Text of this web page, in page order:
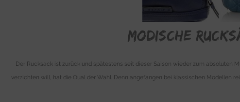
Modische
Der Rucksack ist zurück und spätestens seit dieser Saison wieder zum absoluten
verzichten will, hat die Qual der Wahl. Denn angefangen bei klassischen Modellen